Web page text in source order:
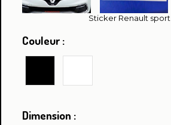
Sticker Renault sport
Couleur :
Dimension :